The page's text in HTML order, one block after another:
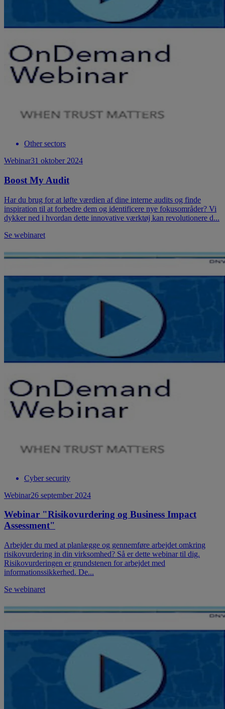
Other sectors
Webinar31 oktober 2024
Boost My Audit
Har du brug for at løfte værdien af dine interne audits og finde
inspiration til at forbedre dem og identificere nye fokusområder? Vi
dykker ned i hvordan dette innovative værktøj kan revolutionere d...
Se webinaret
Cyber security
Webinar26 september 2024
Webinar "Risikovurdering og Business Impact
Assessment"
Arbejder du med at planlægge og gennemføre arbejdet omkring
risikovurdering in din virksomhed? Så er dette webinar til dig.
Risikovurderingen er grundstenen for arbejdet med
informationssikkerhed. De...
Se webinaret